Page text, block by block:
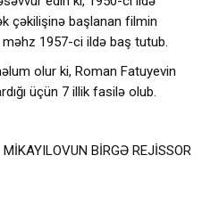
çəkilişinə başlanan filmin
1957-ci ildə baş tutub.
olur ki, Roman Fatuyevin
üçün 7 illik fasilə olub.
BİRGƏ REJİSSOR